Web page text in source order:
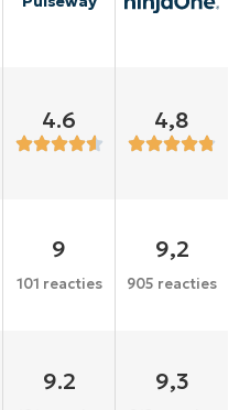
4.6 4,8
9
101 reacties
9,2
905 reacties
9.2 9,3